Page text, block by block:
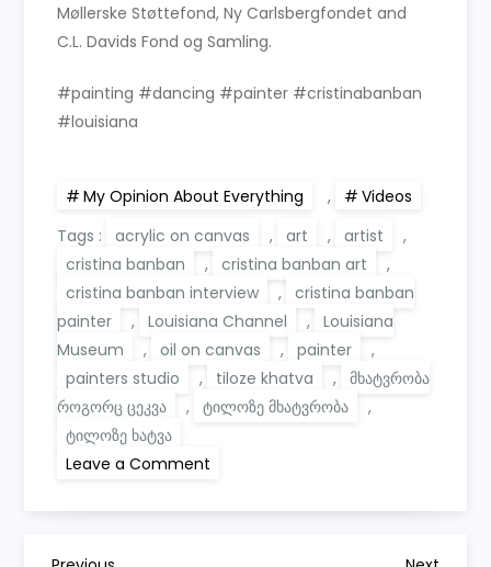
Møllerske Støttefond, Ny Carlsbergfondet and
C.L. Davids Fond og Samling.
#painting #dancing #painter #cristinabanban
#louisiana
My Opinion About Everything ,
Videos
Tags :
acrylic on canvas , art , artist
,
cristina banban
, cristina banban art
,
cristina banban interview
,
cristina banban
painter
, Louisiana Channel ,
Louisiana
Museum
, oil on canvas , painter
,
painters studio
, tiloze khatva ,
მხატვრობა
როგორც ცეკვა
, ტილოზე მხატვრობა
,
ტილოზე ხატვა
Leave a Comment
BanBan: